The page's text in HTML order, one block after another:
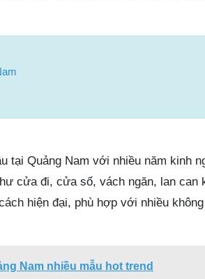
tại Quảng Nam với nhiều năm kinh
cửa đi, cửa sổ, vách ngăn, lan can
hiện đại, phù hợp với nhiều
Nam nhiều mẫu hot trend